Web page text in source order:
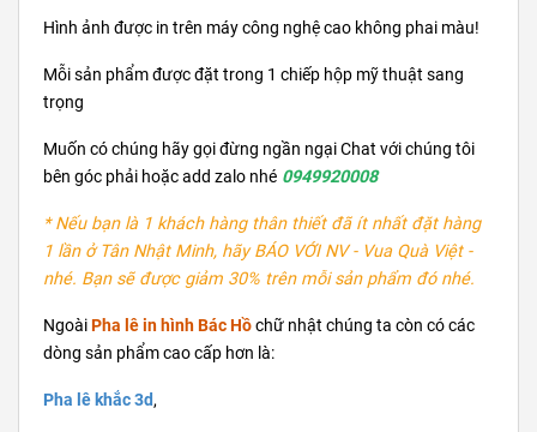
Hình ảnh được in trên máy công nghệ cao không phai màu!
Mỗi sản phẩm được đặt trong 1 chiếp hộp mỹ thuật sang
trọng
Muốn có chúng hãy gọi đừng ngần ngại Chat với chúng tôi
bên góc phải hoặc add zalo nhé 0949920008
* Nếu bạn là 1 khách hàng thân thiết đã ít nhất đặt hàng
1 lần ở Tân Nhật Minh, hãy BÁO VỚI NV - Vua Quà Việt -
nhé. Bạn sẽ được giảm 30% trên mỗi sản phẩm đó nhé.
NgoàiPha lê in hình Bác Hồchữ nhật chúng ta còn có các
dòng sản phẩm cao cấp hơn là:
Pha lê khắc 3d,